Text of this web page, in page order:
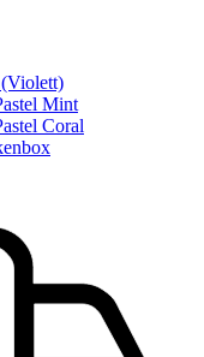
Mint
Coral